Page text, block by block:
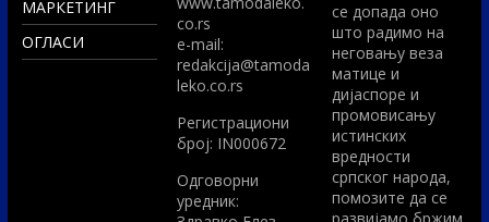
МАРКЕТИНГ
ОГЛАСИ
co.rs
e-mail:
redakcija@tamoda
leko.co.rs
Регистрациони
број: IN000672
Одговорни
уредник:
се допада оно
што радимо на
неговању веза
матице и
дијаспоре и
промовисању
истинских
вредности
српског народа,
помозите да се